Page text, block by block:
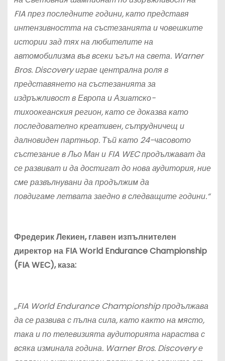
FIA през последните години, като представя
интензивността на състезанията и човешките
истории зад тях налюбителите на
автомобилизмавъв всеки ъгъл на света. Warner
Bros. Discovery играе централна роля в
представянето на състезанията за
издръжливост в Европа и Азиатско-
тихоокеанския регион, като се доказва като
последователно креативен, сътрудничещ и
далновиден партньор. Тъй като 24-часовото
състезание в ЛьоМан и FIA WEC продължават да
се развиват и да достигат до нова аудитория, ние
сме развълнувани да продължим да
повдигамелетвата заедно в следващите години.“
Фредерик Лекиен, главен изпълнителен
директор на FIA World Endurance Championship
(FIA WEC), каза:
„FIA World Endurance Championship продължава
да се развива с пълна сила, като както на място,
така и по телевизията аудиторията нараства с
всяка изминала година. Warner Bros. Discovery е